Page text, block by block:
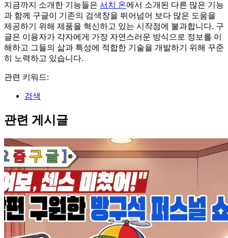
지금까지 소개한 기능들은 서치 온에서 소개된 다른 많은 기능
과 함께 구글이 기존의 검색창을 뛰어넘어 보다 많은 도움을
제공하기 위해 제품을 혁신하고 있는 시작점에 불과합니다. 구
글은 이용자가 각자에게 가장 자연스러운 방식으로 정보를 이
해하고 그들의 삶과 특성에 적합한 기술을 개발하기 위해 꾸준
히 노력하고 있습니다.
관련 키워드:
검색
관련 게시글